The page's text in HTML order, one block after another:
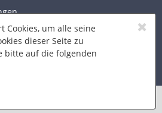
Cookies, um alle seine
dieser Seite zu
bitte auf die folgenden